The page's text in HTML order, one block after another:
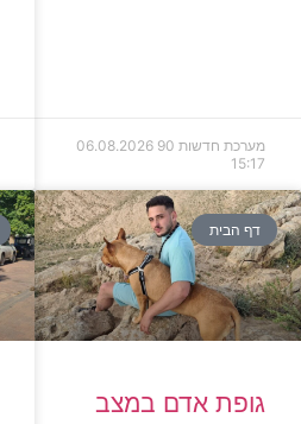
מערכת חדשות 90
06.08.2026
15:17
דף הבית
גופת אדם במצב